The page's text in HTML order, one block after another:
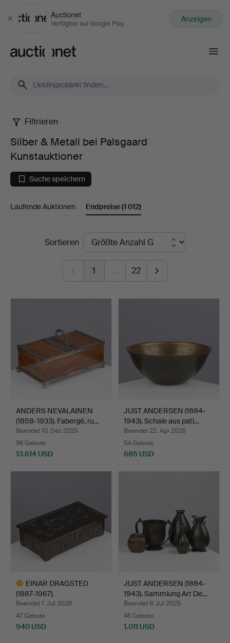
Schließen
Auctionet
Verfügbar auf Google Play Anzeigen
Silber
Metall
bei
Kunstauktioner
Filtrieren
Silber & Metall bei Palsgaard
Kunstauktioner
Suche speichern
Laufende Auktionen Endpreise(1 012)
EndpreiseSortieren
1 … 22
ANDERS NEVALAINEN
(1858-1933). Fabergé, ru…
Beendet 10. Dez 2025
96 Gebote
13.614 USD
JUST ANDERSEN (1884-
1943). Schale aus pati…
Beendet 22. Apr 2026
54 Gebote
685 USD
EINAR DRAGSTED
(1887-1967).
ZUGESCHRIEBEN.…
Beendet 1. Jul 2026
47 Gebote
940 USD
JUST ANDERSEN (1884-
1943). Sammlung Art De…
Beendet 9. Jul 2025
46 Gebote
1.011 USD